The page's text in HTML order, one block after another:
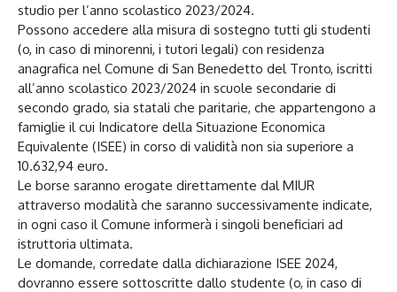
studio per l’anno scolastico 2023/2024.
Possono accedere alla misura di sostegno tutti gli studenti
(o, in caso di minorenni, i tutori legali) con residenza
anagrafica nel Comune di San Benedetto del Tronto, iscritti
all’anno scolastico 2023/2024 in scuole secondarie di
secondo grado, sia statali che paritarie, che appartengono a
famiglie il cui Indicatore della Situazione Economica
Equivalente (ISEE) in corso di validità non sia superiore a
10.632,94 euro.
Le borse saranno erogate direttamente dal MIUR
attraverso modalità che saranno successivamente indicate,
in ogni caso il Comune informerà i singoli beneficiari ad
istruttoria ultimata.
Le domande, corredate dalla dichiarazione ISEE 2024,
dovranno essere sottoscritte dallo studente (o, in caso di